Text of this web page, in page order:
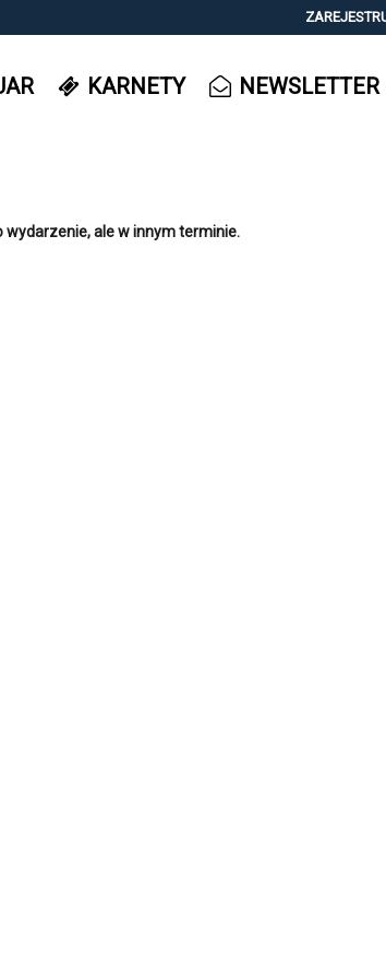
KARNETY NEWSLETTER
ale w innym terminie.